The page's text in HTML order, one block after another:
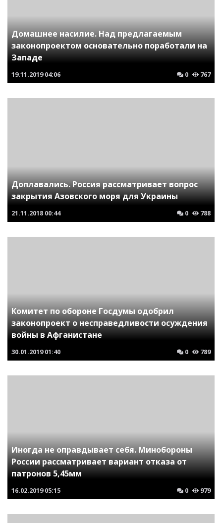
Домашнее насилие. Над предлагаемым
законопроектом основательно поработали на
Западе
19.11.2019 04:06 0 767
Доплавались. Россия рассматривает вопрос
закрытия Азовского моря для Украины
21.11.2018 00:44 0 788
Комитет по обороне Госдумы одобрил
законопроект о несправедливости осуждения
войны в Афганистане
30.01.2019 01:40 0 789
Иногда не оправдывает себя. Минобороны
России рассматривает вариант отказа от
патронов 5,45мм
16.02.2019 05:15 0 979